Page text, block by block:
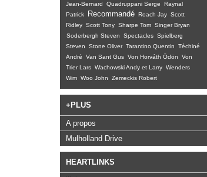
Jean-Bernard
Quadruppani Serge
Raynal
Patrick
Recommandé Roach Jay Scott
Ridley Scott Tony Sharpe Tom Singer Bryan
Soderbergh Steven
Spectacles Spielberg
Steven
Stone Oliver Tarantino Quentin
Téchiné
André
Van Sant Gus Von Horváth Ödön
Von
Trier Lars Wachowski Andy et Larry Wenders
Wim Woo John Zemeckis Robert
+PLUS
A propos
Mulholland Drive
HEARTLINKS